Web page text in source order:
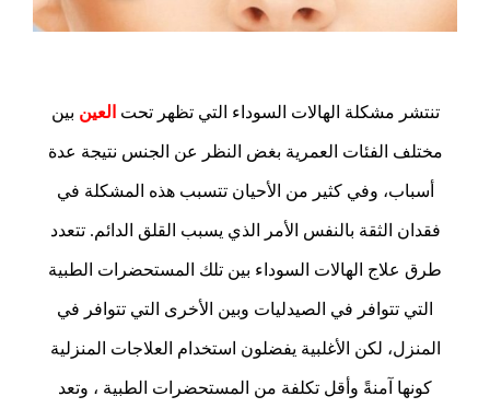
تنتشر مشكلة الهالات السوداء التي تظهر تحت العين بين
مختلف الفئات العمرية بغض النظر عن الجنس نتيجة عدة
أسباب، وفي كثير من الأحيان تتسبب هذه المشكلة في
فقدان الثقة بالنفس الأمر الذي يسبب القلق الدائم. تتعدد
طرق علاج الهالات السوداء بين تلك المستحضرات الطبية
التي تتوافر في الصيدليات وبين الأخرى التي تتوافر في
المنزل، لكن الأغلبية يفضلون استخدام العلاجات المنزلية
كونها آمنةً وأقل تكلفة من المستحضرات الطبية ، وتعد